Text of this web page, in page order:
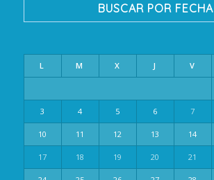
BUSCAR POR FECHA
L M X J V
3 4 5 6 7
10 11 12 13 14
17 18 19 20 21